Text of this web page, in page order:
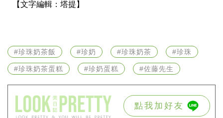
【文字編輯： 塔提】
#珍珠奶茶飯 #珍奶 #珍珠奶茶 #珍珠
#珍珠奶茶蛋糕 #珍奶蛋糕 #佐藤先生
點我加好友